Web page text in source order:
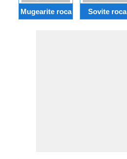
Mugearite roca Sovite roca